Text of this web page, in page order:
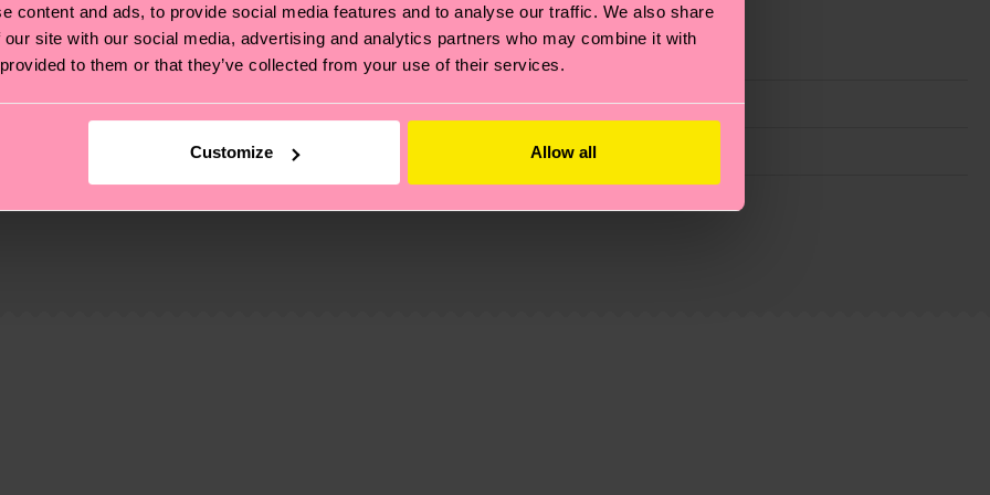
content and ads, to provide social media features and to analyse our traffic. We also share
site with our social media, advertising and analytics partners who may combine it with
to them or that they’ve collected from your use of their services.
Customize Allow all
– es geht auch um eine ethische Lieferkette, die Reduzierung von Emissionen, die richtige Pflege von